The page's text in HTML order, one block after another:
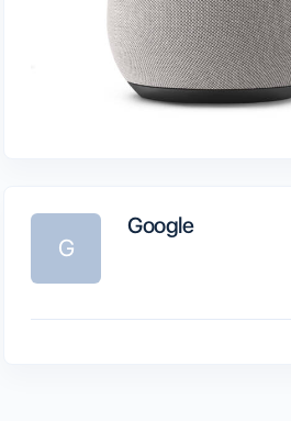
G
Google